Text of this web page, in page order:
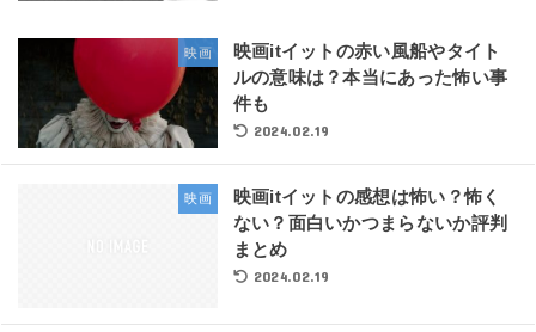
映画
映画itイットの赤い風船やタイト
ルの意味は？本当にあった怖い事
件も
2024.02.19
映画
映画itイットの感想は怖い？怖く
ない？面白いかつまらないか評判
まとめ
2024.02.19